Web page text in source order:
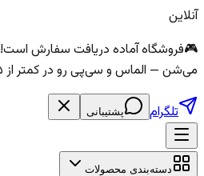
آنلاین
🎮فروشگاه آماده دریافت سفارش است!
می‌شن — الماس و سی‌پی رو در کمتر از ۱۵ دقیقه تحویل بگیر!
تلگرام پشتیبانی
دسته‌بندی محصولات